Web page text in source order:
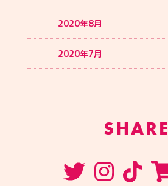
2020年8月
2020年7月
SHARE